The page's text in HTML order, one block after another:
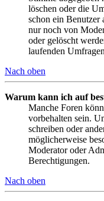
löschen oder die
schon ein Benutzer
nur noch von
oder gelöscht
laufenden
Nach oben
Warum kann ich auf
Manche Foren
vorbehalten sein.
schreiben oder
möglicherweise
Moderator oder
Berechtigungen.
Nach oben